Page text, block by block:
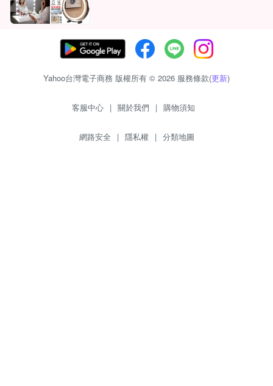
Yahoo台灣電子商務 版權所有 © 2026 服務條款(更新)
客服中心 | 關於我們 | 購物須知
網路安全 | 隱私權 | 分類地圖